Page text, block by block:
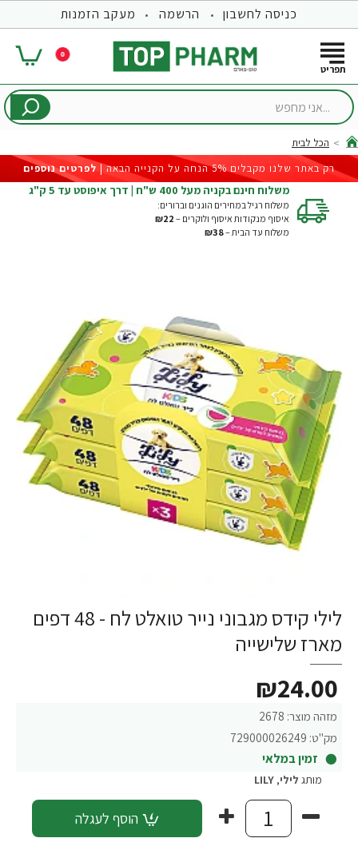
כניסה לחשבון הרשמה מעקב הזמנות
0
...אני
home
הכל לבית
רק באתר שלנו מקבלים 5% הנחה על הקנייה הבאה |
לפרטים נוספים
משלוח חינם בקניה מעל 400 ש"ח | דרך איפוסט עד 5 ק"ג
משלוח רגיל במחירים הוגנים וברורים:
איסוף מנקודות איסוף ולוקרים – ₪22
משלוח עד הבית –₪38
לילי קידס מגבוני נייר טואלט לח - 48 דפים
מארז שלישייה
מזהה מוצר: 2678
מק"ט: 729000026249
זמין במלאי
₪24.00
מותג לילי,
LILY
הוסף לעגלה